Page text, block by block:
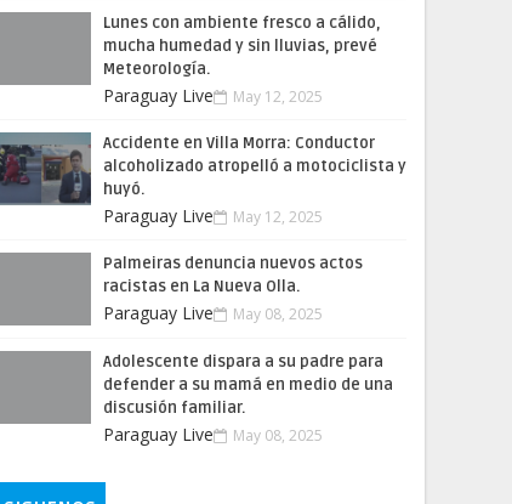
Lunes con ambiente fresco a cálido,
mucha humedad y sin lluvias, prevé
Meteorología.
Paraguay Live May 12, 2025
Accidente en Villa Morra: Conductor
alcoholizado atropelló a motociclista y
huyó.
Paraguay Live May 12, 2025
Palmeiras denuncia nuevos actos
racistas en La Nueva Olla.
Paraguay Live May 08, 2025
Adolescente dispara a su padre para
defender a su mamá en medio de una
discusión familiar.
Paraguay Live May 08, 2025